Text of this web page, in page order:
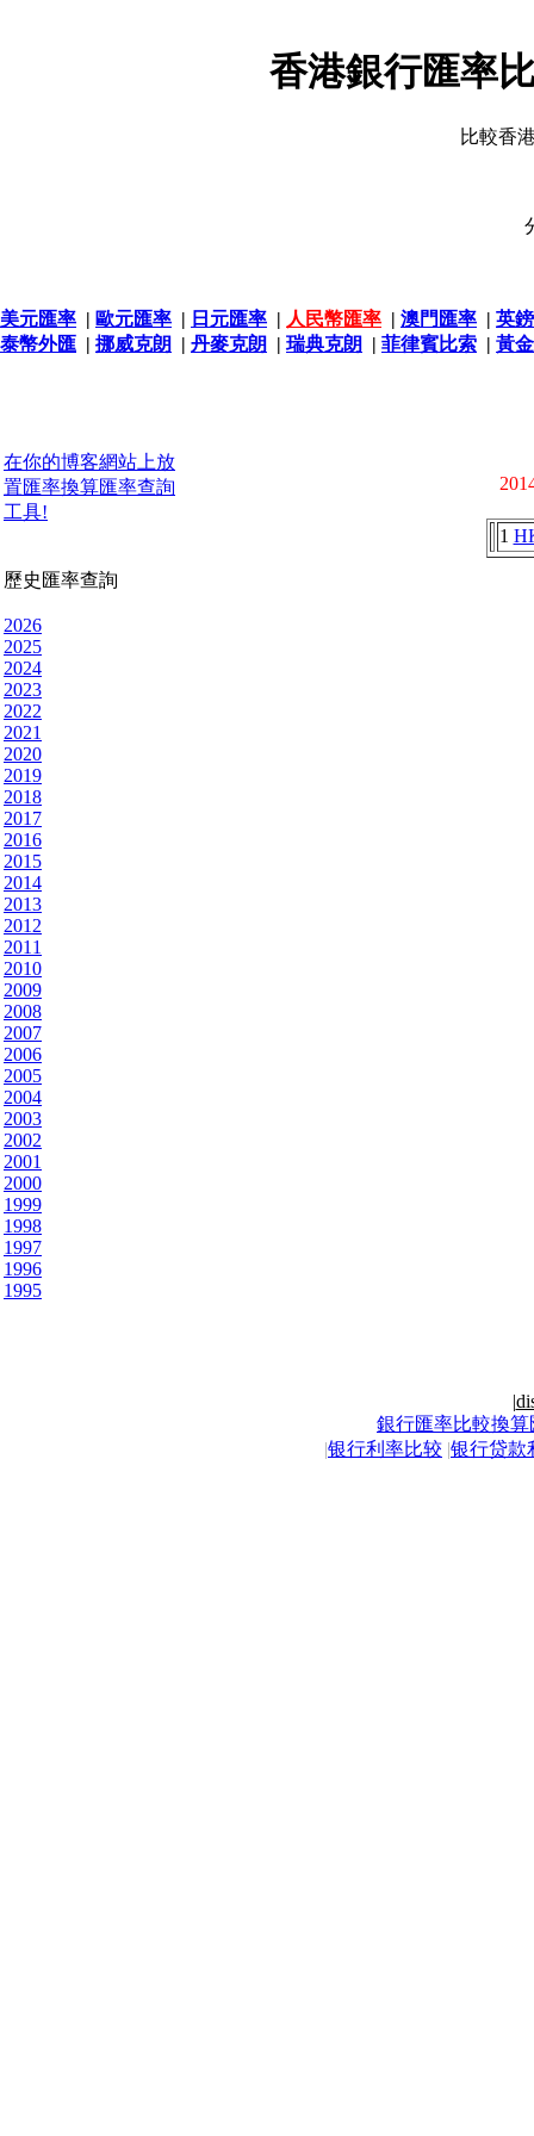
香港銀行匯率
比較香
美元匯率 | 歐元匯率 | 日元匯率 | 人民幣匯率 | 澳門匯率 | 英
泰幣外匯 | 挪威克朗 | 丹麥克朗 | 瑞典克朗 | 菲律賓比索 | 黃
在你的博客網站上放
置匯率換算匯率查詢
工具!
歷史匯率查詢
2026
2025
2024
2023
2022
2021
2020
2019
2018
2017
2016
2015
2014
2013
2012
2011
2010
2009
2008
2007
2006
2005
2004
2003
2002
2001
2000
1999
1998
1997
1996
1995
1
|
銀行匯率比較換算
|银行利率比较 |银行贷款